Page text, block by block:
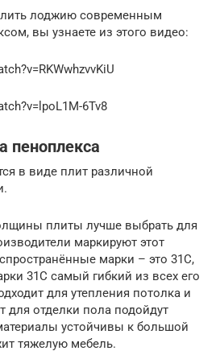
лоджию современным
вы узнаете из этого видео:
6Tv8
пеноплекса
в виде плит различной
плиты лучше выбрать для
маркируют этот
марки – это 31С,
31С самый гибкий из всех его
для утепления потолка и
для отделки пола подойдут
устойчивы к большой
тяжелую мебель.